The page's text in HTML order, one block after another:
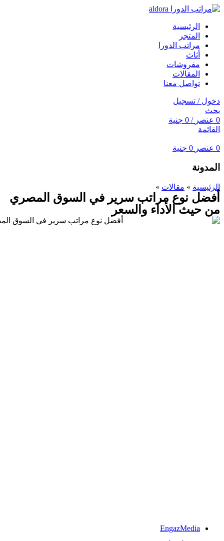
الرئيسية
المتجر
مراتب الدورا
أثاث
مفروشات
المقالات
تواصل معنا
دخول / تسجيل
بحث
0 عنصر /
0 جنية
القائمة
0 عنصر 0 جنية
المدونة
الرئيسية » مقالات »
أفضل نوع مراتب سرير في السوق المصري
من حيث الأداء والسعر
EngazMedia